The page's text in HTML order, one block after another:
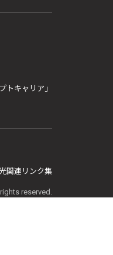
トキャリア」
関連リンク集
reserved.